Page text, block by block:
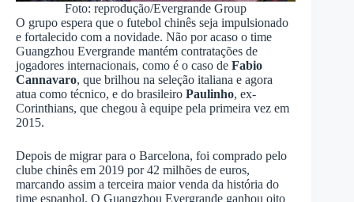
Foto: reprodução/Evergrande Group
O grupo espera que o futebol chinês seja impulsionado
e fortalecido com a novidade. Não por acaso o time
Guangzhou Evergrande mantém contratações de
jogadores internacionais, como é o caso de Fabio
Cannavaro, que brilhou na seleção italiana e agora
atua como técnico, e do brasileiro Paulinho, ex-
Corinthians, que chegou à equipe pela primeira vez em
2015.
Depois de migrar para o Barcelona, foi comprado pelo
clube chinês em 2019 por 42 milhões de euros,
marcando assim a terceira maior venda da história do
time espanhol. O Guangzhou Evergrande ganhou oito